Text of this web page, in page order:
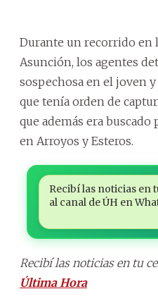
Durante un recorrido en
Asunción, los agentes
sospechosa en el joven
que tenía orden de
que además era buscado
en Arroyos y Esteros.
Recibí las noticias en
al canal de ÚH en
Recibí las noticias en tu
Última Hora